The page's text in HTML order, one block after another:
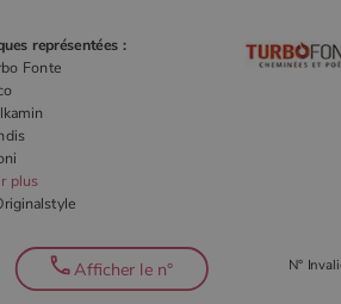
représentées :
Fonte
plus
N°
Afficher le n°